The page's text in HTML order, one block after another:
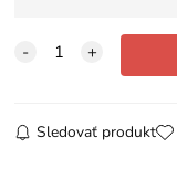
Sledovať produkt